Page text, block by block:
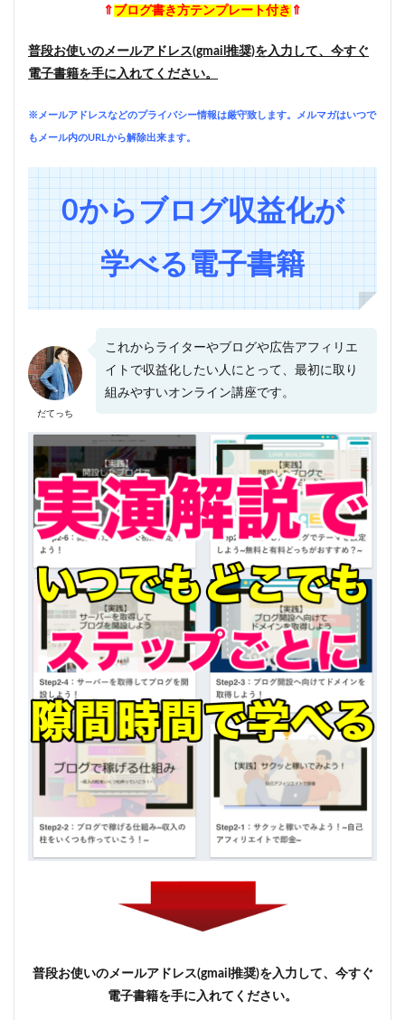
⇑ ブログ書き方テンプレート付き ⇑
普段お使いのメールアドレス(gmail推奨)を入力して、今すぐ
電子書籍を手に入れてください。
※メールアドレスなどのプライバシー情報は厳守致します。メルマガはいつで
もメール内のURLから解除出来ます。
0からブログ収益化が
学べる電子書籍
だてっち
これからライターやブログや広告アフィリエ
イトで収益化したい人にとって、最初に取り
組みやすいオンライン講座です。
普段お使いのメールアドレス(gmail推奨)を入力して、今すぐ
電子書籍を手に入れてください。